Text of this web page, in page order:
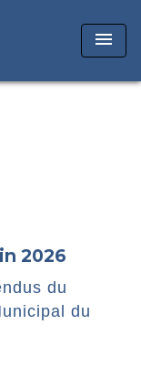
menu
2026
du
du